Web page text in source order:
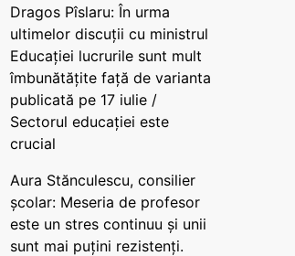
Dragos Pîslaru: În urma
ultimelor discuții cu ministrul
Educației lucrurile sunt mult
îmbunătățite față de varianta
publicată pe 17 iulie /
Sectorul educației este
crucial
Aura Stănculescu, consilier
școlar: Meseria de profesor
este un stres continuu și unii
sunt mai puțini rezistenți.